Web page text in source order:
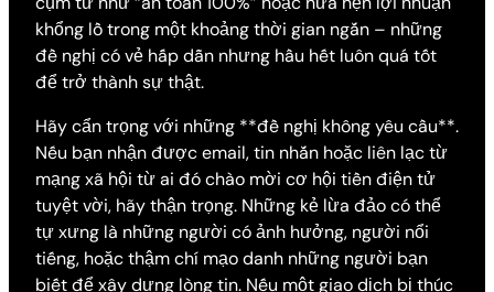
khổng lồ trong một khoảng thời gian ngắn – những
đề nghị có vẻ hấp dẫn nhưng hầu hết luôn quá tốt
để trở thành sự thật.
Hãy cẩn trọng với những **đề nghị không yêu cầu**.
Nếu bạn nhận được email, tin nhắn hoặc liên lạc từ
mạng xã hội từ ai đó chào mời cơ hội tiền điện tử
tuyệt vời, hãy thận trọng. Những kẻ lừa đảo có thể
tự xưng là những người có ảnh hưởng, người nổi
tiếng, hoặc thậm chí mạo danh những người bạn
biết để xây dựng lòng tin. Nếu một giao dịch bị thúc